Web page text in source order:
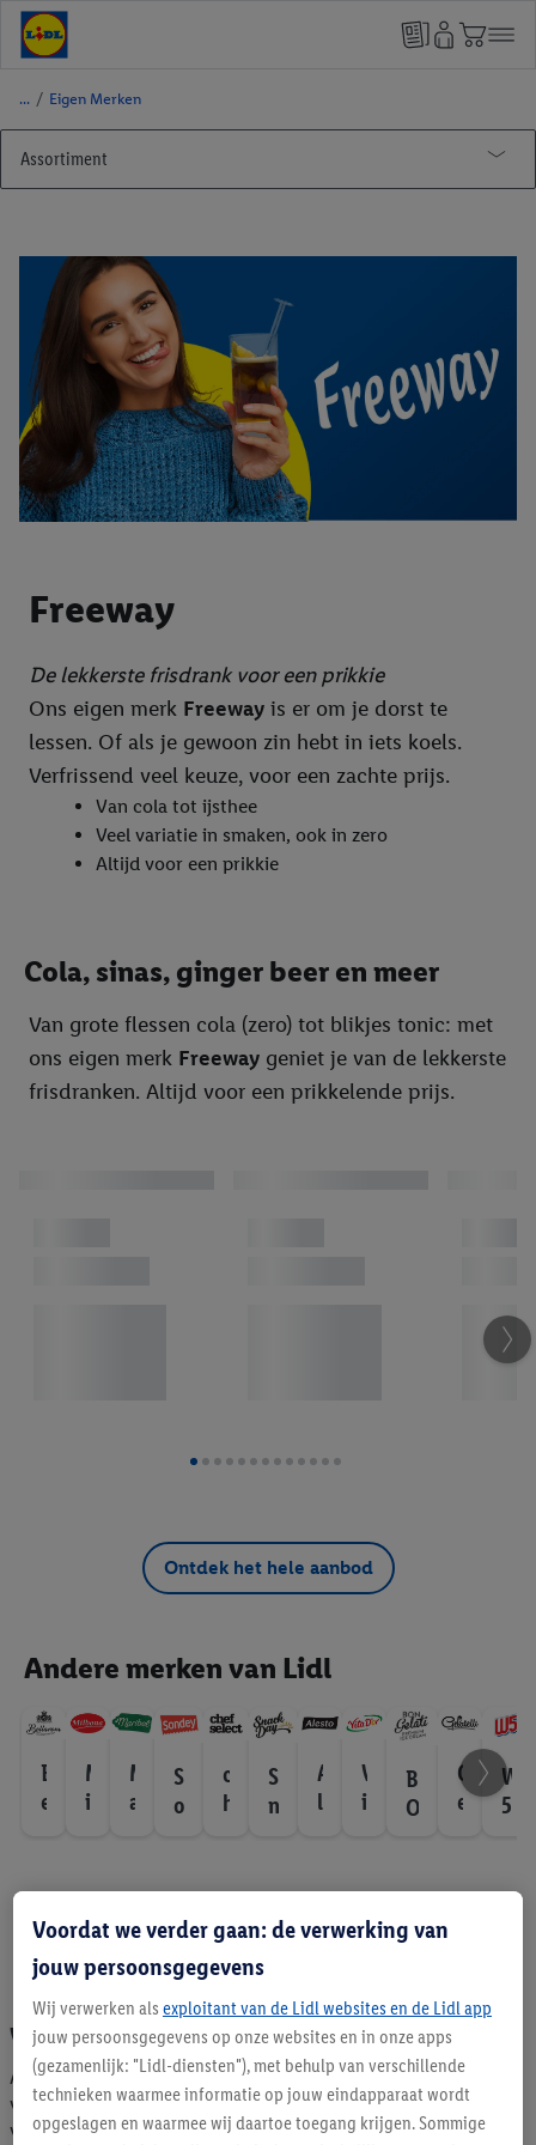
/ Eigen Merken
Assortiment
Alesto
Bellarom
BON Gelati
Cien
FORMIL
Freeway
Gelatelli
Maribel
Milbona
SUDDENLY
Bekroond
Groente & fruit
Assortiment
Groente en Fruit Telers
Vers brood
Monsieur Cuisine
Freeway
De lekkerste frisdrank voor een prikkie
Ons eigen merk Freeway is er om je dorst te
lessen. Of als je gewoon zin hebt in iets koels.
Verfrissend veel keuze, voor een zachte prijs.
Van cola tot ijsthee
Veel variatie in smaken, ook in zero
Altijd voor een prikkie
Cola, sinas, ginger beer en meer
Van grote flessen cola (zero) tot blikjes tonic: met
ons eigen merk Freeway geniet je van de lekkerste
frisdranken. Altijd voor een prikkelende prijs.
Ontdek het hele aanbod
Andere merken van Lidl
B
e
a
r
o
m
M
i
o
n
a
M
a
b
l
S
o
e
y
c
h
s
l
e
c
t
S
n
k
D
A
l
t
V
i
D
o
B
O
e
l
a
G
e
t
i
W
5
Wettelijke vermeldingen
Alle prijzen zijn uitgedrukt in Euro, inclusief BTW, exclusief
verzendkosten. Alle producten zijn leverbaar zolang de
voorraad strekt. Wij behouden ons het recht voor om
Voordat we verder gaan: de verwerking van
jouw persoonsgegevens
Wij verwerken als exploitant van de Lidl websites en de Lidl app
jouw persoonsgegevens op onze websites en in onze apps
(gezamenlijk: "Lidl-diensten"), met behulp van verschillende
technieken waarmee informatie op jouw eindapparaat wordt
opgeslagen en waarmee wij daartoe toegang krijgen. Sommige